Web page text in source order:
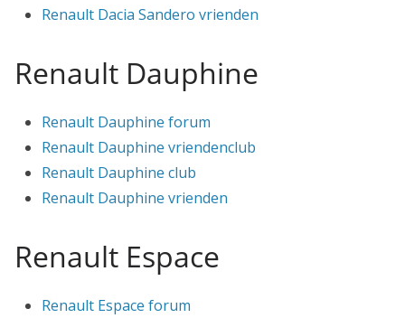
Renault Dacia Sandero vrienden
Renault Dauphine
Renault Dauphine forum
Renault Dauphine vriendenclub
Renault Dauphine club
Renault Dauphine vrienden
Renault Espace
Renault Espace forum